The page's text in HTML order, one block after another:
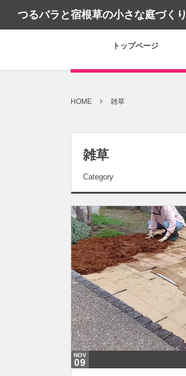
つるバラと宿根草の小さな庭づくり
トップページ
HOME 雑草
雑草
Category
NOV
09